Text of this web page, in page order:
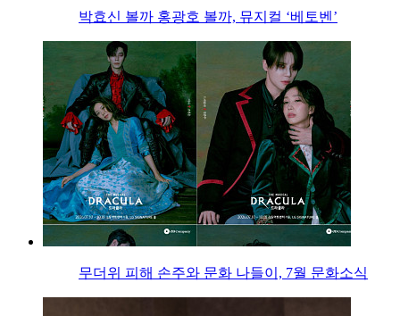
박효신 볼까 홍광호 볼까, 뮤지컬 ‘베토벤’
무더위 피해 손주와 문화 나들이, 7월 문화소식